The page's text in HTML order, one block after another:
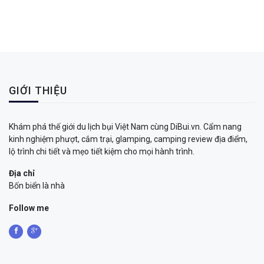
GIỚI THIỆU
Khám phá thế giới du lịch bụi Việt Nam cùng DiBui.vn. Cẩm nang
kinh nghiệm phượt, cắm trại, glamping, camping review địa điểm,
lộ trình chi tiết và mẹo tiết kiệm cho mọi hành trình.
Địa chỉ
Bốn biển là nhà
Follow me